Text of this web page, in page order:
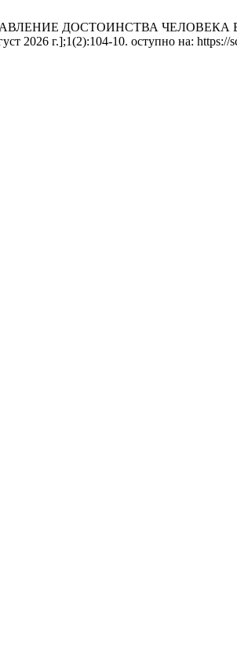
ДОСТОИНСТВА ЧЕЛОВЕКА В
2026 г.];1(2):104-10. оступно на: